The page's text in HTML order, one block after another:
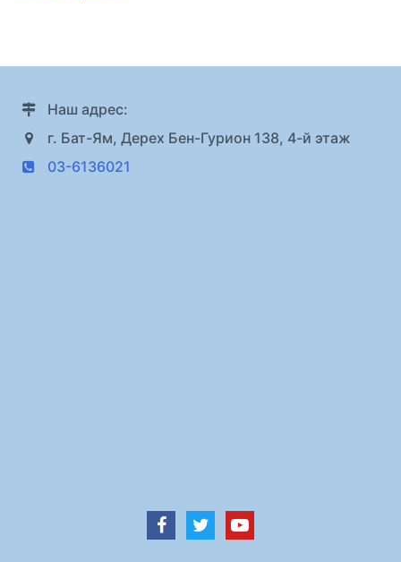
Наш адрес:
г. Бат-Ям, Дерех Бен-Гурион 138, 4-й этаж
03-6136021